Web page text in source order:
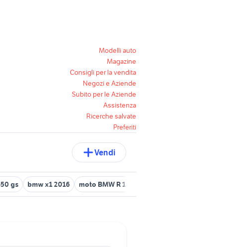
Modelli auto
Magazine
Consigli per la vendita
Negozi e Aziende
Subito per le Aziende
Assistenza
Ricerche salvate
Preferiti
Vendi
gs bmw x1 2016 moto BMW R 1150 R